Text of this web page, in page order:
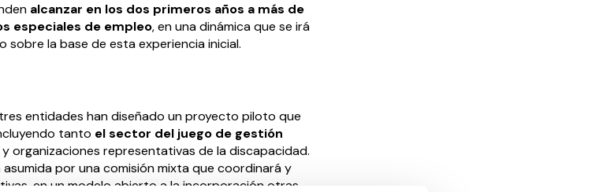
alcanzar en los dos primeros años a más de
especiales de empleo, en una dinámica que se irá
la base de esta experiencia inicial.
entidades han diseñado un proyecto piloto que
tanto el sector del juego de gestión
organizaciones representativas de la discapacidad.
por una comisión mixta que coordinará y
en un modelo abierto a la incorporación otras